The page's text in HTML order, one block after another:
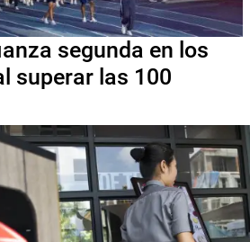
segunda en los
superar las 100